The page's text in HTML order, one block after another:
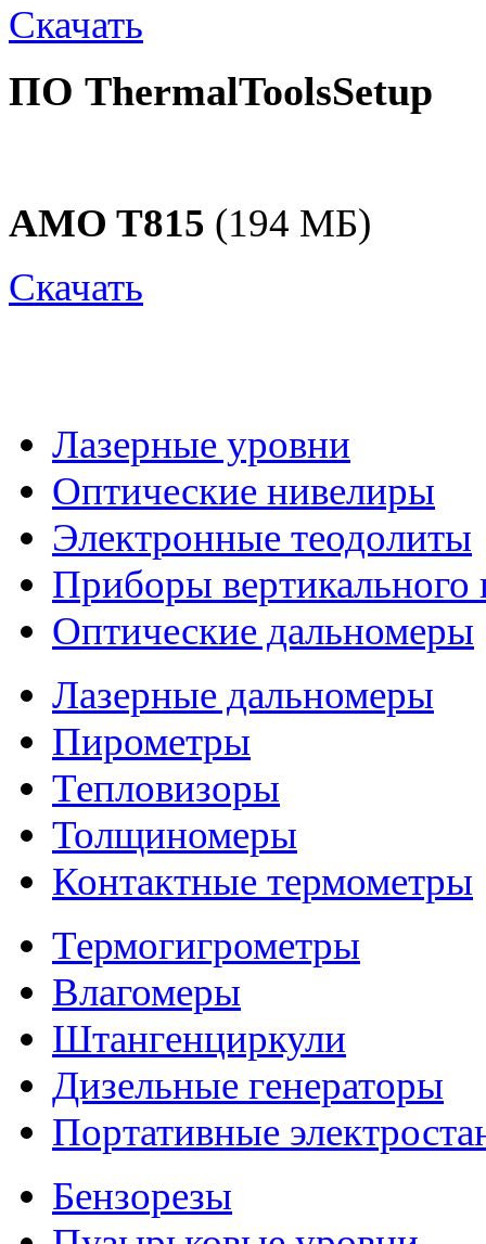
Скачать
ПО ThermalToolsSetup
AMO T815 (194 МБ)
Скачать
Лазерные уровни
Оптические нивелиры
Электронные теодолиты
Приборы вертикального
Оптические дальномеры
Лазерные дальномеры
Пирометры
Тепловизоры
Толщиномеры
Контактные термометры
Термогигрометры
Влагомеры
Штангенциркули
Дизельные генераторы
Портативные
Бензорезы